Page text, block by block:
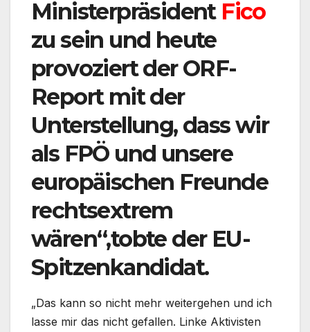
Ministerpräsident Fico
zu sein und heute
provoziert der ORF-
Report mit der
Unterstellung, dass wir
als FPÖ und unsere
europäischen Freunde
rechtsextrem
wären“,tobte der EU-
Spitzenkandidat.
„Das kann so nicht mehr weitergehen und ich
lasse mir das nicht gefallen. Linke Aktivisten